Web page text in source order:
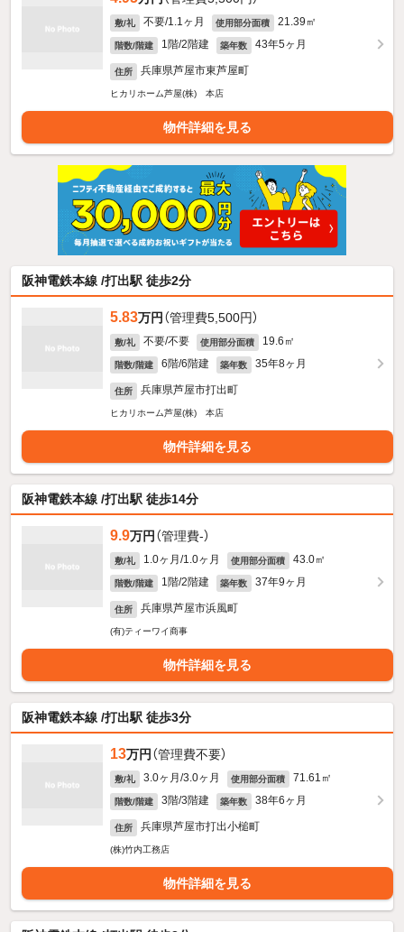
敷/礼 不要/1.1ヶ月 使用部分面積 21.39㎡
階数/階建 1階/2階建 築年数 43年5ヶ月
住所 兵庫県芦屋市東芦屋町
ヒカリホーム芦屋(株) 本店
物件詳細を見る
阪神電鉄本線 /打出駅 徒歩2分
5.83万円 （管理費5,500円）
敷/礼 不要/不要 使用部分面積 19.6㎡
階数/階建 6階/6階建 築年数 35年8ヶ月
住所 兵庫県芦屋市打出町
ヒカリホーム芦屋(株) 本店
物件詳細を見る
阪神電鉄本線 /打出駅 徒歩14分
9.9万円 （管理費-）
敷/礼 1.0ヶ月/1.0ヶ月 使用部分面積 43.0㎡
階数/階建 1階/2階建 築年数 37年9ヶ月
住所 兵庫県芦屋市浜風町
(有)ティーワイ商事
物件詳細を見る
阪神電鉄本線 /打出駅 徒歩3分
13万円 （管理費不要）
敷/礼 3.0ヶ月/3.0ヶ月 使用部分面積 71.61㎡
階数/階建 3階/3階建 築年数 38年6ヶ月
住所 兵庫県芦屋市打出小槌町
(株)竹内工務店
物件詳細を見る